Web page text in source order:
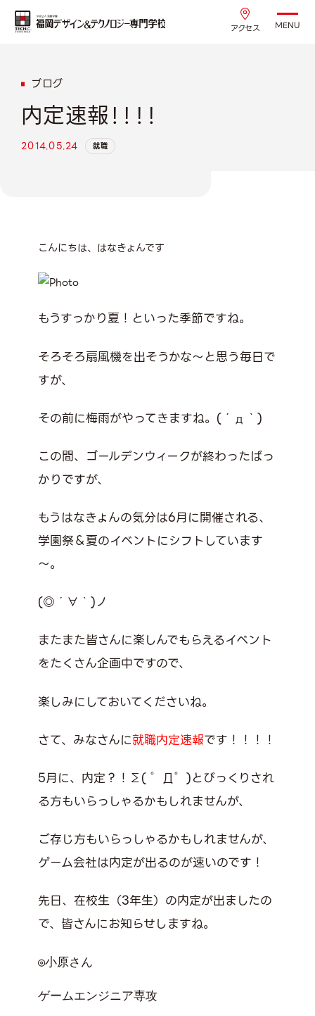
アクセス MENU
ブログ
内定速報！！！！
2014.05.24 就職
こんにちは、はなきょんです
もうすっかり夏！といった季節ですね。
そろそろ扇風機を出そうかな～と思う毎日で
すが、
その前に梅雨がやってきますね。(´д｀)
この間、ゴールデンウィークが終わったばっ
かりですが、
もうはなきょんの気分は6月に開催される、
学園祭＆夏のイベントにシフトしています
～。
(◎´∀｀)ノ
またまた皆さんに楽しんでもらえるイベント
をたくさん企画中ですので、
楽しみにしておいてくださいね。
さて、みなさんに就職内定速報です！！！！
5月に、内定？！Σ( ゜Д゜)とびっくりされ
る方もいらっしゃるかもしれませんが、
ご存じ方もいらっしゃるかもしれませんが、
ゲーム会社は内定が出るのが速いのです！
先日、在校生（3年生）の内定が出ましたの
で、皆さんにお知らせしますね。
◎小原さん
ゲームエンジニア専攻